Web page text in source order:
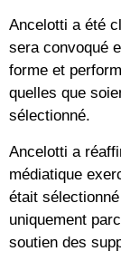
Ancelotti a été
sera convoqué
forme et
quelles que
sélectionné.
Ancelotti a
médiatique
était
uniquement
soutien des